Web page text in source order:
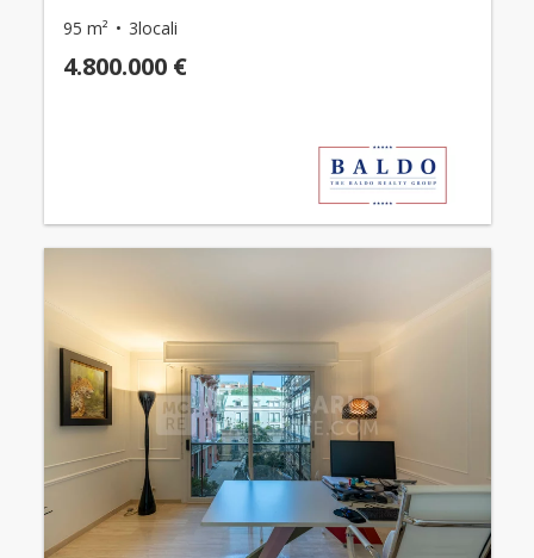
95 m² 3locali
4.800.000 €